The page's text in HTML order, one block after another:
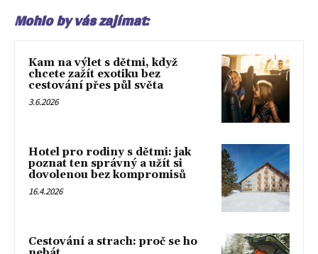
Mohlo by vás zajímat:
Kam na výlet s dětmi, když
chcete zažít exotiku bez
cestování přes půl světa
3.6.2026
Hotel pro rodiny s dětmi: jak
poznat ten správný a užít si
dovolenou bez kompromisů
16.4.2026
Cestování a strach: proč se ho